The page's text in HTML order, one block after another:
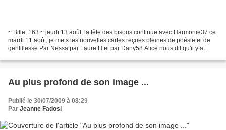
~ Billet 163 ~ jeudi 13 août, la fête des bisous continue avec Harmonie37 ce
mardi 11 août, je mets les nouvelles cartes reçues pleines de poésie et de
gentillesse Par Nessa par Laure H et par Dany58 Alice nous dit qu'il y a
Au plus profond de son image ...
Publié le 30/07/2009 à 08:29
Par Jeanne Fadosi